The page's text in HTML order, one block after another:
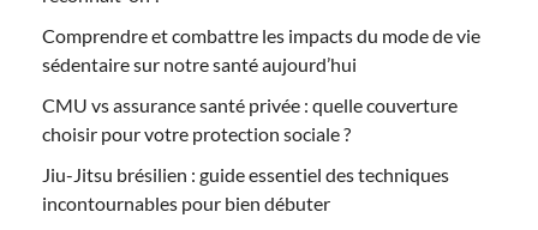
Comprendre et combattre les impacts du mode de vie
sédentaire sur notre santé aujourd’hui
CMU vs assurance santé privée : quelle couverture
choisir pour votre protection sociale ?
Jiu-Jitsu brésilien : guide essentiel des techniques
incontournables pour bien débuter